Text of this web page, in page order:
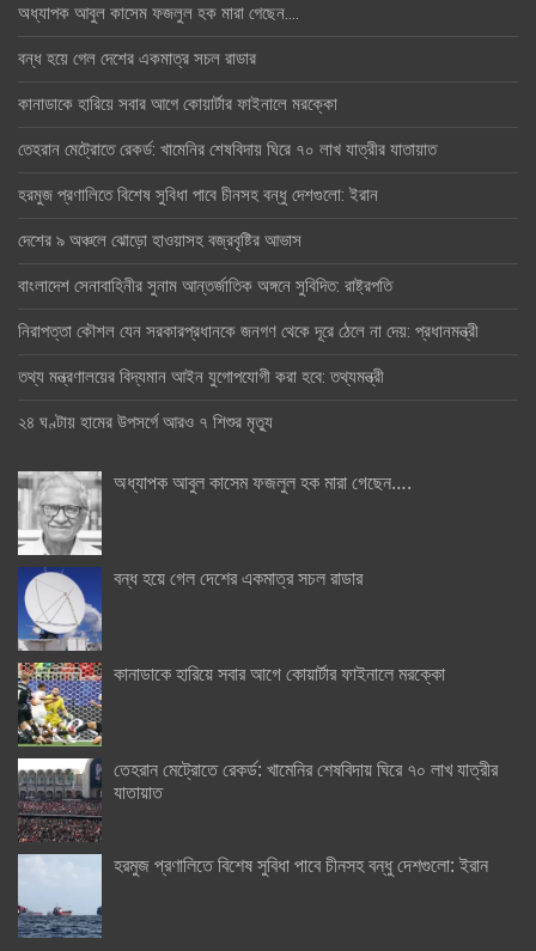
অধ্যাপক আবুল কাসেম ফজলুল হক মারা গেছেন….
বন্ধ হয়ে গেল দেশের একমাত্র সচল রাডার
কানাডাকে হারিয়ে সবার আগে কোয়ার্টার ফাইনালে মরক্কো
তেহরান মেট্রোতে রেকর্ড: খামেনির শেষবিদায় ঘিরে ৭০ লাখ যাত্রীর যাতায়াত
হরমুজ প্রণালিতে বিশেষ সুবিধা পাবে চীনসহ বন্ধু দেশগুলো: ইরান
দেশের ৯ অঞ্চলে ঝোড়ো হাওয়াসহ বজ্রবৃষ্টির আভাস
বাংলাদেশ সেনাবাহিনীর সুনাম আন্তর্জাতিক অঙ্গনে সুবিদিত: রাষ্ট্রপতি
নিরাপত্তা কৌশল যেন সরকারপ্রধানকে জনগণ থেকে দূরে ঠেলে না দেয়: প্রধানমন্ত্রী
তথ্য মন্ত্রণালয়ের বিদ্যমান আইন যুগোপযোগী করা হবে: তথ্যমন্ত্রী
২৪ ঘণ্টায় হামের উপসর্গে আরও ৭ শিশুর মৃত্যু
অধ্যাপক আবুল কাসেম ফজলুল হক মারা গেছেন….
বন্ধ হয়ে গেল দেশের একমাত্র সচল রাডার
কানাডাকে হারিয়ে সবার আগে কোয়ার্টার ফাইনালে মরক্কো
তেহরান মেট্রোতে রেকর্ড: খামেনির শেষবিদায় ঘিরে ৭০ লাখ যাত্রীর
যাতায়াত
হরমুজ প্রণালিতে বিশেষ সুবিধা পাবে চীনসহ বন্ধু দেশগুলো: ইরান